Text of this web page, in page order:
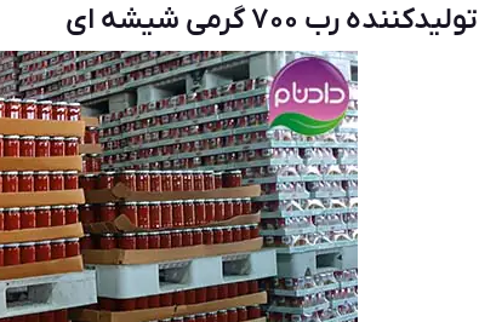
تولیدکننده رب ۷۰۰ گرمی شیشه ای